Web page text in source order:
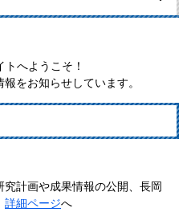
へようこそ！
をお知らせしています。
計画や成果情報の公開、長岡
詳細ページへ